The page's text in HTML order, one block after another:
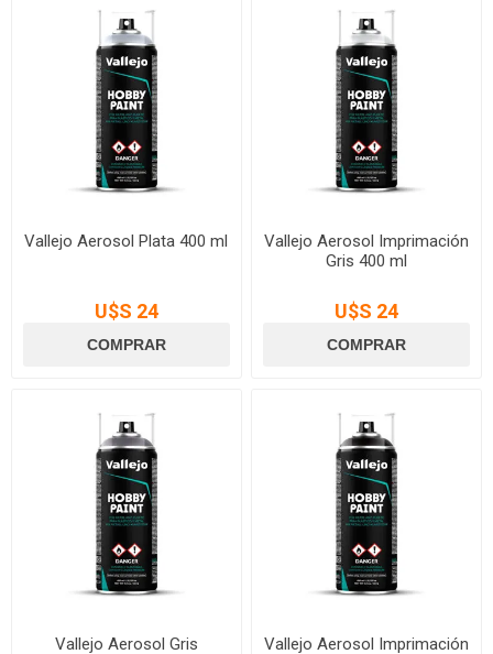
Vallejo Aerosol Plata 400 ml
U$S 24
Vallejo Aerosol Imprimación
Gris 400 ml
U$S 24
Vallejo Aerosol Gris Vallejo Aerosol Imprimación